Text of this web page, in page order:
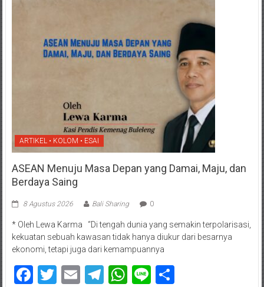
ARTIKEL • KOLOM • ESAI
ASEAN Menuju Masa Depan yang Damai, Maju, dan
Berdaya Saing
8 Agustus 2026 Bali Sharing 0
* Oleh Lewa Karma “Di tengah dunia yang semakin terpolarisasi,
kekuatan sebuah kawasan tidak hanya diukur dari besarnya
ekonomi, tetapi juga dari kemampuannya
Facebook
Twitter
EmailTelegram
WhatsApp
LineShare